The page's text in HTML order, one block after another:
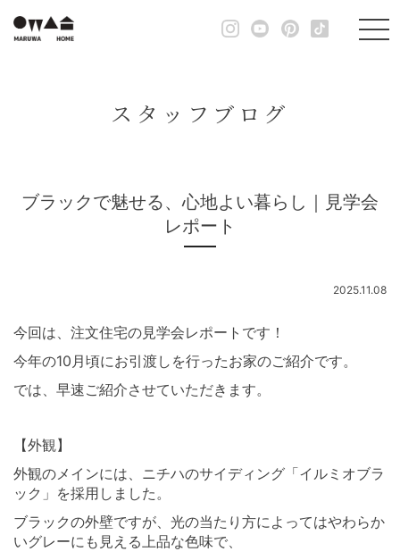
スタッフブログ
ブラックで魅せる、心地よい暮らし｜見学会
レポート
2025.11.08
今回は、注文住宅の見学会レポートです！
今年の10月頃にお引渡しを行ったお家のご紹介です。
では、早速ご紹介させていただきます。
【外観】
外観のメインには、ニチハのサイディング「イルミオブラ
ック」を採用しました。
ブラックの外壁ですが、光の当たり方によってはやわらか
いグレーにも見える上品な色味で、